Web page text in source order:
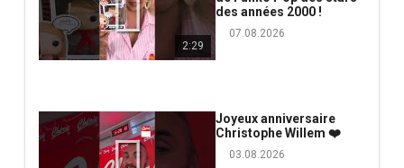
2:29
des années 2000 !
07.08.2026
Joyeux anniversaire
Christophe Willem ❤️
03.08.2026